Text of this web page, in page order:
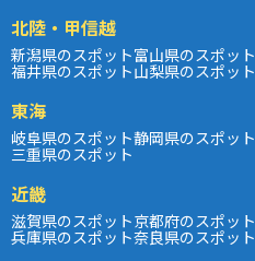
北陸・甲信越
新潟県のスポット富山県のスポット
福井県のスポット山梨県のスポット
東海
岐阜県のスポット静岡県のスポット
三重県のスポット
近畿
滋賀県のスポット京都府のスポット
兵庫県のスポット奈良県のスポット